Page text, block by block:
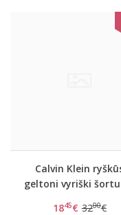
Calvin Klein
geltoni vyriški
1845€ 3200€